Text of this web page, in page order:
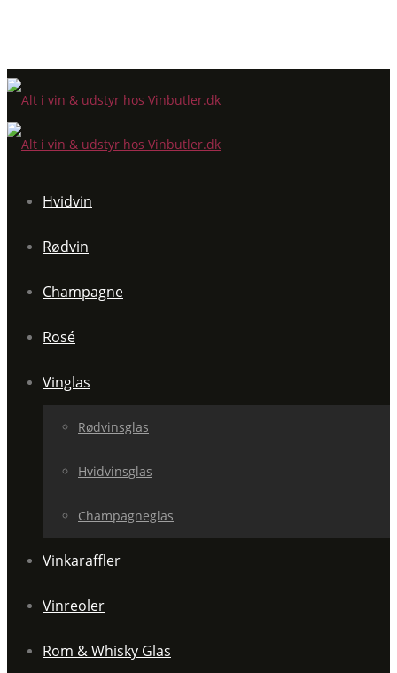
Hvidvin
Rødvin
Champagne
Rosé
Vinglas
Rødvinsglas
Hvidvinsglas
Champagneglas
Vinkaraffler
Vinreoler
Rom & Whisky Glas